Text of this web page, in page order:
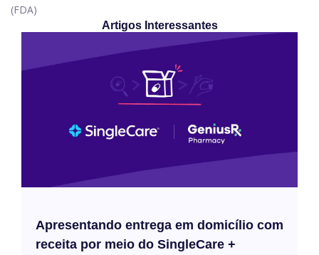
(FDA)
Artigos Interessantes
Apresentando entrega em domicílio com
receita por meio do SingleCare +